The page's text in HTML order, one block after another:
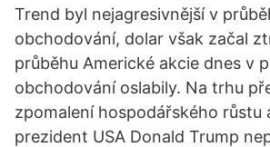
Trend byl nejagresivnější v
obchodování, dolar však začal
průběhu Americké akcie dnes v
obchodování oslabily. Na trhu
zpomalení hospodářského růstu
prezident USA Donald Trump